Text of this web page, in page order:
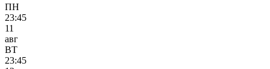
ПН
23:45
11
авг
ВТ
23:45